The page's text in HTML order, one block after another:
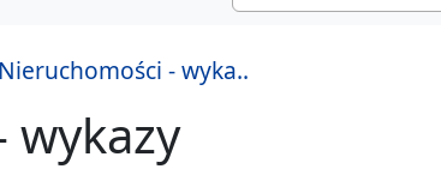
- wyka..